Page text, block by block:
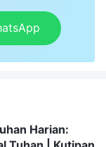
Harian: